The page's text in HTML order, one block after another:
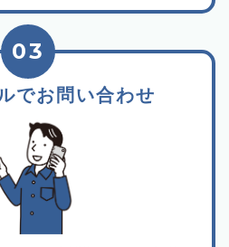
でお問い合わせ
03